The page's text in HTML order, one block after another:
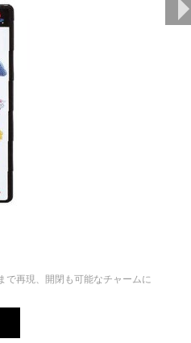
で再現、開閉も可能なチャームに